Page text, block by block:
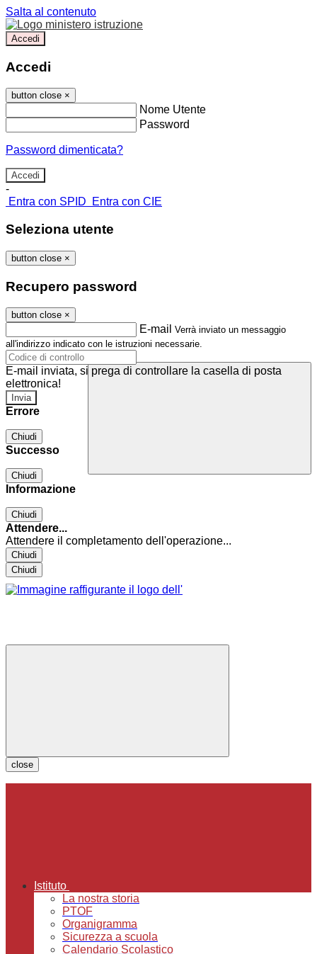
Salta al contenuto
Accedi
Accedi
button close ×
Nome Utente
Password
Password dimenticata?
-
Entra con SPID
Entra con CIE
Seleziona utente
button close ×
Recupero password
button close ×
E-mail Verrà inviato un messaggio
all'indirizzo indicato con le istruzioni necessarie.
E-mail inviata, si prega di controllare la casella di posta
elettronica!
Errore
Chiudi
Successo
Chiudi
Informazione
Chiudi
Attendere...
Attendere il completamento dell'operazione...
Chiudi
Chiudi
close
Istituto
La nostra storia
PTOF
Organigramma
Sicurezza a scuola
Calendario Scolastico